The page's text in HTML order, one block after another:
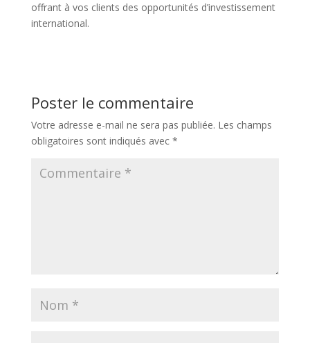
offrant à vos clients des opportunités d’investissement
international.
Poster le commentaire
Votre adresse e-mail ne sera pas publiée. Les champs
obligatoires sont indiqués avec *